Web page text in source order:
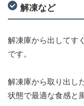
解凍など
解凍庫から出してす
です。
解凍庫から取り出し
状態で最適な食感と